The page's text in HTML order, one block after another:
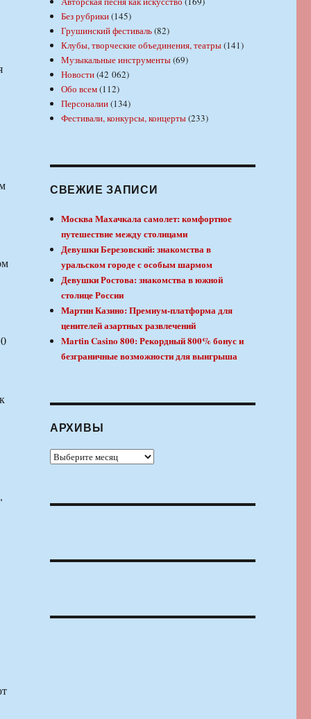
Без рубрики(145)
Грушинский фестиваль(82)
Клубы, творческие объединения, театры(141)
Музыкальные инструменты(69)
Новости(42 062)
Обо всем(112)
Персоналии(134)
Фестивали, конкурсы, концерты(233)
СВЕЖИЕ ЗАПИСИ
Москва Махачкала самолет: комфортное
путешествие между столицами
Девушки Березовский: знакомства в
уральском городе с особым шармом
Девушки Ростова: знакомства в южной
столице России
Мартин Казино: Премиум-платформа для
ценителей азартных развлечений
Martin Casino 800: Рекордный 800% бонус и
безграничные возможности для выигрыша
АРХИВЫ
Архивы